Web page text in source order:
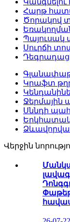
Հարթ
Ծորակով
Պայուսակ
Սուրճի
Կրաֆտ
Ջերմային
Սննդի
Վերջին